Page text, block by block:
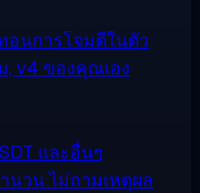
อนการโจมตีในตัว
, v4 ของคุณเอง
และอื่นๆ
นวน ไม่ถามเหตุผล